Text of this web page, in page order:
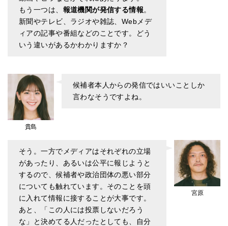
もう一つは、 報道機関が発信する情報。
新聞やテレビ、ラジオや雑誌、Webメデ
ィアの記事や番組などのことです。どう
いう違いがあるかわかりますか？
貴島
候補者本人からの発信ではいいことしか
言わなそうですよね。
宮原
そう。一方でメディアはそれぞれの立場
があったり、あるいは公平に報じようと
するので、候補者や政治団体の悪い部分
についても触れています。そのことを頭
に入れて情報に接することが大事です。
あと、「この人には投票しないだろう
な」と決めてる人だったとしても、自分